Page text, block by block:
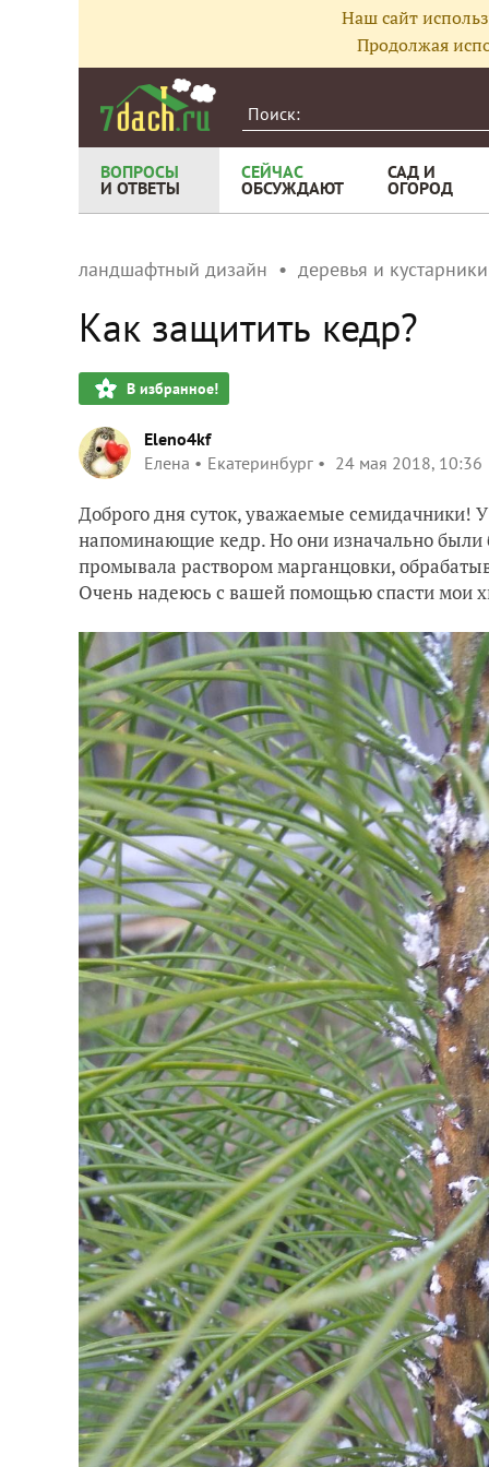
Наш сайт
Продолжая
ВОПРОСЫ
И ОТВЕТЫ
СЕЙЧАС
ОБСУЖДАЮТ
САД И
ОГОРОД
ландшафтный дизайн деревья и кустарники
Как защитить кедр?
В избранное!
Eleno4kf
Елена
Екатеринбург 24 мая 2018, 10:36
Доброго дня суток, уважаемые семидачники!
напоминающие кедр. Но они изначально были
промывала раствором марганцовки,
Очень надеюсь с вашей помощью спасти мои